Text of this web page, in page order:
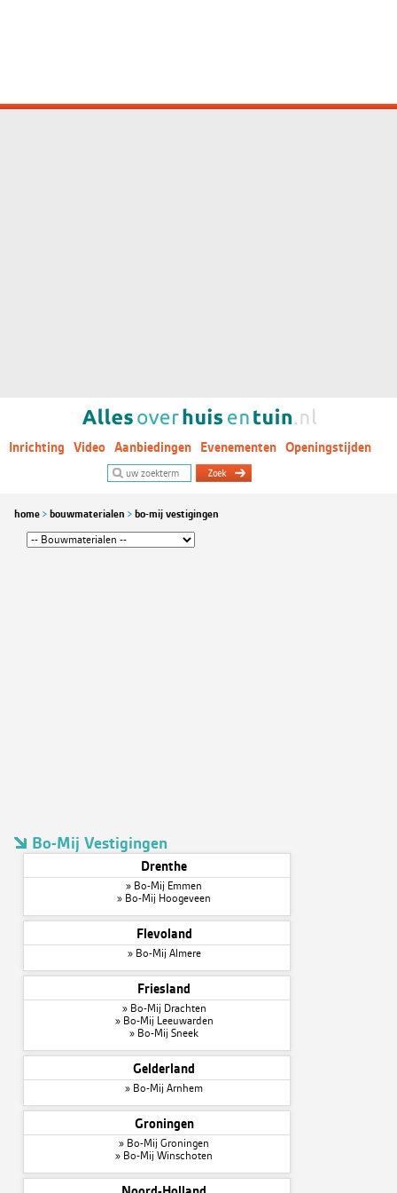
Inrichting Video Aanbiedingen Evenementen Openingstijden
home bouwmaterialen bo-mij vestigingen
Bo-Mij Vestigingen
Drenthe
» Bo-Mij Emmen
» Bo-Mij Hoogeveen
Flevoland
» Bo-Mij Almere
Friesland
» Bo-Mij Drachten
» Bo-Mij Leeuwarden
» Bo-Mij Sneek
Gelderland
» Bo-Mij Arnhem
Groningen
» Bo-Mij Groningen
» Bo-Mij Winschoten